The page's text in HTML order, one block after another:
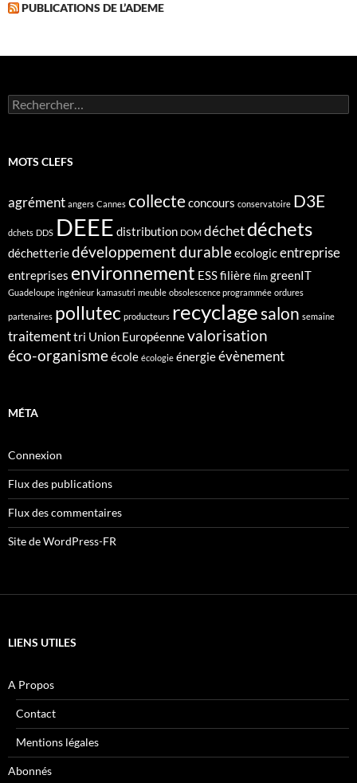
PUBLICATIONS DE L’ADEME
Rechercher :
MOTS CLEFS
agrément angers Cannes collecteconcours conservatoire D3E
dchets DDS DEEE distribution DOM déchetdéchets
déchetteriedéveloppement durableecologicentreprise
entreprises environnement ESSfilière film greenIT
Guadeloupe ingénieur kamasutri meuble obsolescence programmée ordures
partenaires pollutec producteurs recyclagesalon semaine
traitementtri Union Européennevalorisation
éco-organismeécole écologie énergieévènement
MÉTA
Connexion
Flux des publications
Flux des commentaires
Site de WordPress-FR
LIENS UTILES
A Propos
Contact
Mentions légales
Abonnés